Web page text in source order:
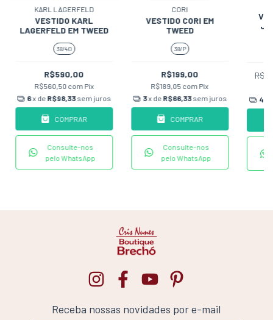
KARL LAGERFELD
VESTIDO KARL
LAGERFELD EM TWEED
38/40
R$590,00
R$560,50 com Pix
6x de R$98,33 sem juros
COMPRAR
Consulte-nos
pelo WhatsApp
CORI
VESTIDO CORI EM
TWEED
38/P
R$199,00
R$189,05 com Pix
3x de R$66,33sem juros
COMPRAR
Consulte-nos
pelo WhatsApp
4
Receba nossas novidades por e-mail